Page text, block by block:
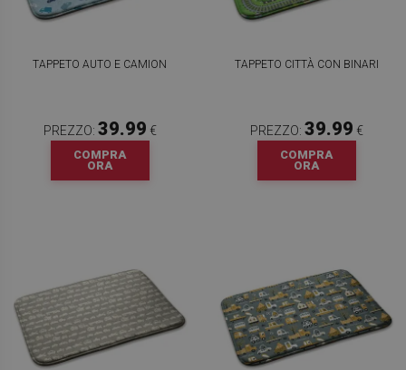
TAPPETO AUTO E CAMION
PREZZO: 39.99 €
COMPRA
ORA
TAPPETO CITTÀ CON BINARI
PREZZO: 39.99 €
COMPRA
ORA